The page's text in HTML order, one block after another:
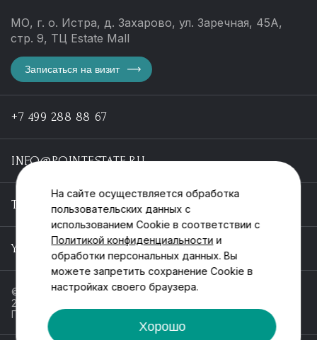
МО, г. о. Истра, д. Захарово, ул. Заречная, 45А,
стр. 9, ТЦ Estate Mall
Записаться на визит
+7 499 288 88 67
INFO@POINTESTATE.RU
TELEGRAM
YOUTUBE
© ООО «Пойнт эстейт», ИНН 55546464612,
2013-2025
Политика обработки персональных данных
На сайте осуществляется обработка
пользовательских данных с
использованием Cookie в соответствии с
Политикой конфиденциальности и
обработки персональных данных. Вы
можете запретить сохранение Cookie в
настройках своего браузера.
Хорошо